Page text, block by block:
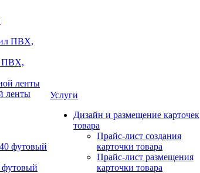
ПВХ,
ленты
футовый
Услуги
Дизайн и размещение карточек
товара
Прайс-лист создания
карточки товара
Прайс-лист размещения
карточки товара